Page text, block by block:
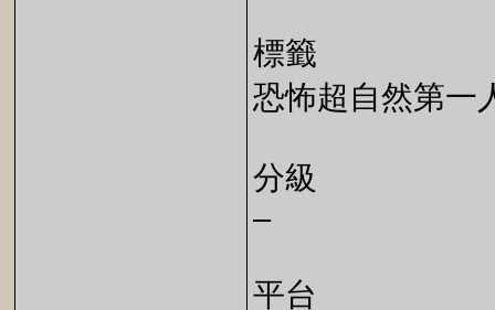
標籤
恐怖超自然第一
分級
–
平台